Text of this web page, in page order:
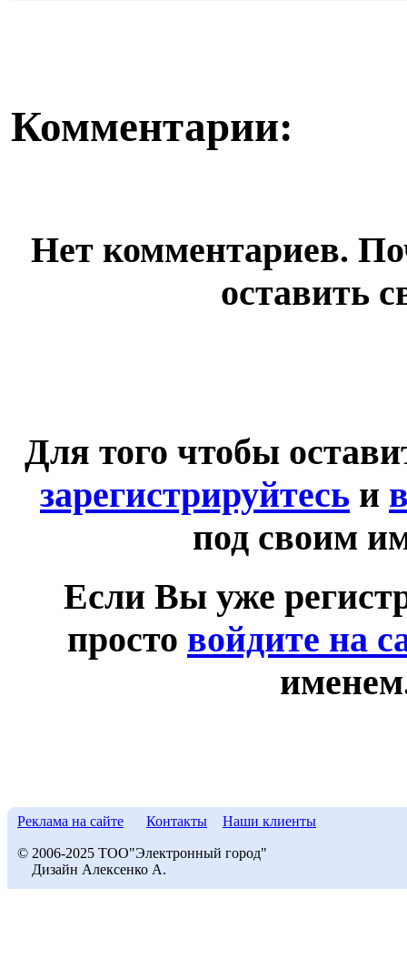
Комментарии:
Нет комментариев.
оставить
Для того чтобы
зарегистрируйтесь и
под своим
Если Вы уже
просто войдите на
Реклама на сайте Контакты Наши клиенты
© 2006-2025 ТОО"Электронный город"
Дизайн Алексенко А.